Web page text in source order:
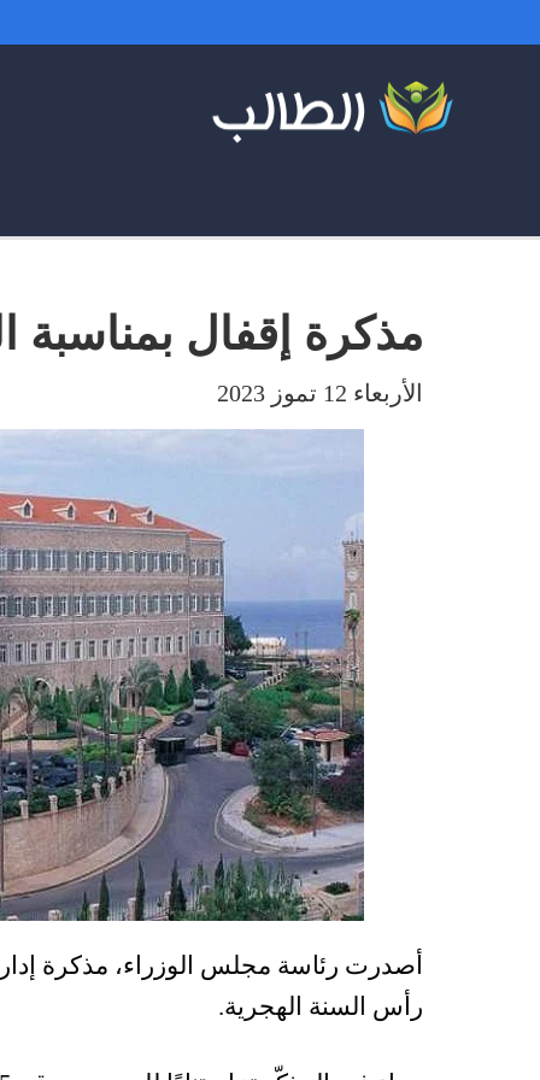
مذكرة إقفال بمناسبة
الأربعاء 12 تموز 2023
رأس السنة الهجرية​.